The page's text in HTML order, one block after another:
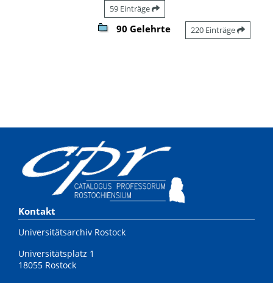
59 Einträge
90 Gelehrte 220 Einträge
Kontakt
Universitätsarchiv Rostock
Universitätsplatz 1
18055 Rostock